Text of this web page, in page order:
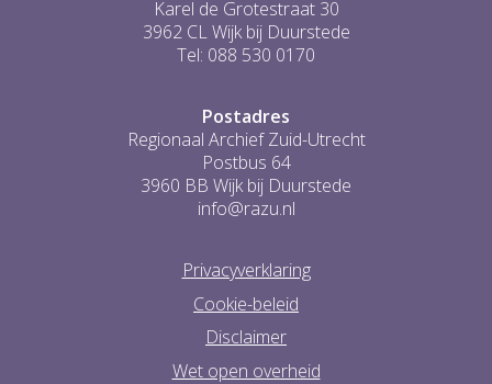
Karel de Grotestraat 30
3962 CL Wijk bij Duurstede
Tel: 088 530 0170
Postadres
Regionaal Archief Zuid-Utrecht
Postbus 64
3960 BB Wijk bij Duurstede
info@razu.nl
Privacyverklaring
Cookie-beleid
Disclaimer
Wet open overheid